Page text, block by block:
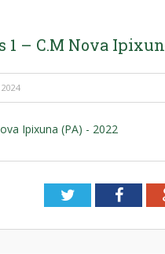
1 – C.M Nova
2024
Ipixuna (PA) - 2022
Twitter